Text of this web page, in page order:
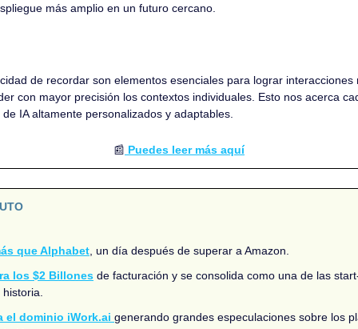
más amplio en un futuro cercano.
de recordar son elementos esenciales para lograr interacciones
con mayor precisión los contextos individuales. Esto nos acerca
IA altamente personalizados y adaptables.
📰 Puedes leer más aquí
que Alphabet , un día después de superar a Amazon.
los $2 Billones de facturación y se consolida como una de las
el dominio iWork.ai generando grandes especulaciones sobre los